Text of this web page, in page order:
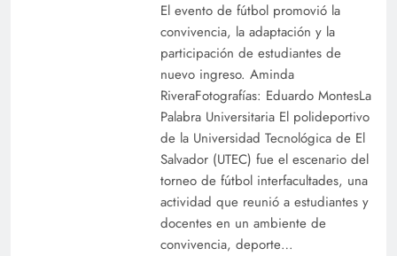
El evento de fútbol promovió la
convivencia, la adaptación y la
participación de estudiantes de
nuevo ingreso. Aminda
RiveraFotografías: Eduardo MontesLa
Palabra Universitaria El polideportivo
de la Universidad Tecnológica de El
Salvador (UTEC) fue el escenario del
torneo de fútbol interfacultades, una
actividad que reunió a estudiantes y
docentes en un ambiente de
convivencia, deporte…